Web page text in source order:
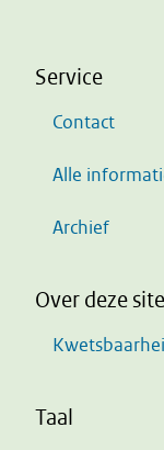
Service
Contact
Alle
Archief
Over deze site
Taal